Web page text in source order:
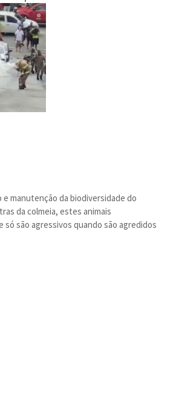
manutenção da biodiversidade do
da colmeia, estes animais
são agressivos quando são agredidos